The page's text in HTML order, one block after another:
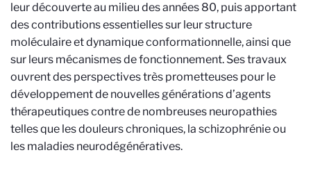
leur découverte au milieu des années 80, puis apportant
des contributions essentielles sur leur structure
moléculaire et dynamique conformationnelle, ainsi que
sur leurs mécanismes de fonctionnement. Ses travaux
ouvrent des perspectives très prometteuses pour le
développement de nouvelles générations d’agents
thérapeutiques contre de nombreuses neuropathies
telles que les douleurs chroniques, la schizophrénie ou
les maladies neurodégénératives.